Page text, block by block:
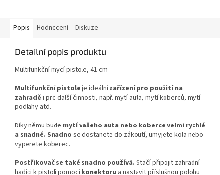
Popis Hodnocení Diskuze
Detailní popis produktu
Multifunkční mycí pistole, 41 cm
Multifunkční pistole je ideálnízařízení pro použití na
zahradě i pro další činnosti, např. mytí auta, mytí koberců, mytí
podlahy atd.
Díky němu bude mytí vašeho auta nebo koberce velmi rychlé
a snadné. Snadno se dostanete do zákoutí, umyjete kola nebo
vyperete koberec.
Postřikovač se také snadno používá. Stačí připojit zahradní
hadici k pistoli pomocíkonektoru a nastavit příslušnou polohu